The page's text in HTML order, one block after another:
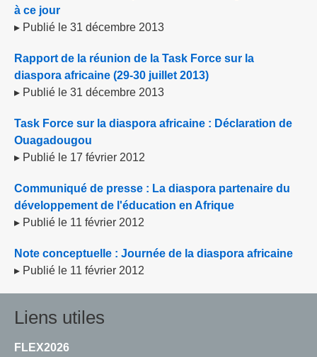
à ce jour
▸ Publié le 31 décembre 2013
Rapport de la réunion de la Task Force sur la
diaspora africaine (29-30 juillet 2013)
▸ Publié le 31 décembre 2013
Task Force sur la diaspora africaine : Déclaration de
Ouagadougou
▸ Publié le 17 février 2012
Communiqué de presse : La diaspora partenaire du
développement de l'éducation en Afrique
▸ Publié le 11 février 2012
Note conceptuelle : Journée de la diaspora africaine
▸ Publié le 11 février 2012
Liens utiles
FLEX2026